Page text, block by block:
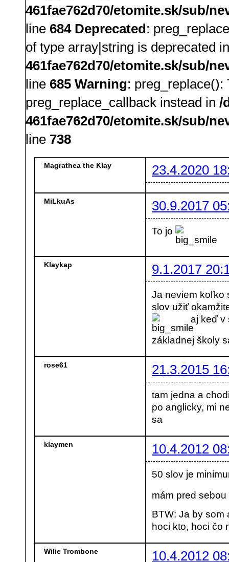
461fae762d70/etomite.sk/sub/
line 684 Deprecated:
of type array|string is deprecated
461fae762d70/etomite.sk/sub/
line 685 Warning: preg_replace():
preg_replace_callback instead in /
461fae762d70/etomite.sk/sub/
line 738
Magrathea the Klay 23.4.2020
MiLkuAs 30.9.2017
To jo
Klaykap 9.1.2017
Ja neviem koľko
slov užiť
aj keď v
základnej školy
rose61 21.3.2015
tam jedna a
po anglicky, mi
sa
klaymen 10.4.2012
50 slov je
mám pred
BTW: Ja by som
hoci kto, hoci čo
Wilie Trombone 10.4.2012